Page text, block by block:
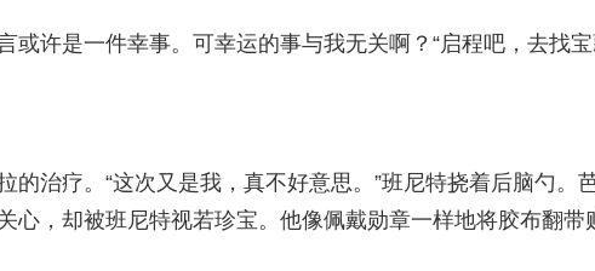
许是一件幸事。可幸运的事与我无关啊？“启程吧，去找
治疗。“这次又是我，真不好意思。”班尼特挠着后脑勺。
，却被班尼特视若珍宝。他像佩戴勋章一样地将胶布翻带